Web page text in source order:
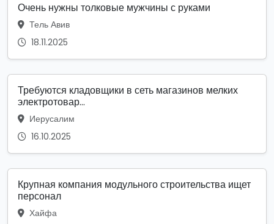
Очень нужны толковые мужчины с руками
Тель Авив
18.11.2025
Требуются кладовщики в сеть магазинов мелких
электротовар...
Иерусалим
16.10.2025
Крупная компания модульного строительства ищет
персонал
Хайфа